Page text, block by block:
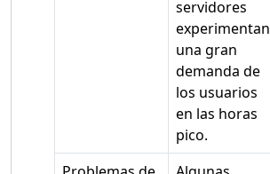
servidores
experimentan
una gran
demanda de
los usuarios
en las horas
pico.